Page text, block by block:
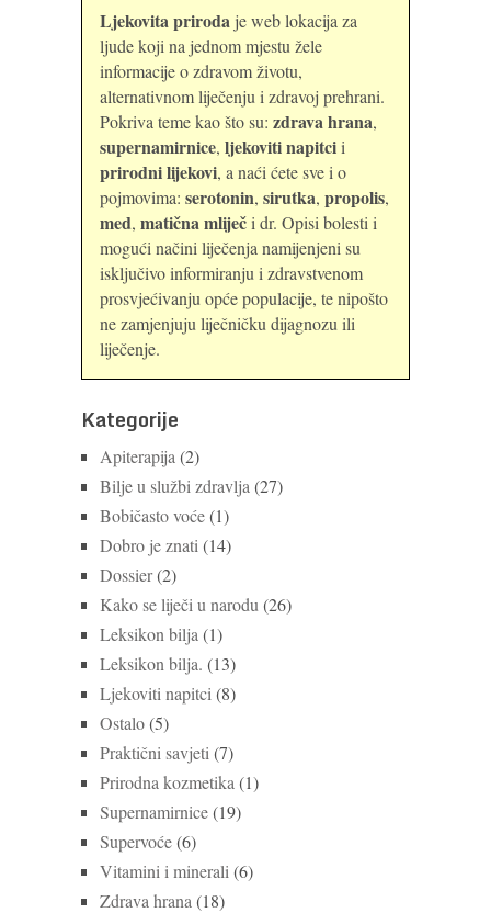
Ljekovita priroda je web lokacija za
ljude koji na jednom mjestu žele
informacije o zdravom životu,
alternativnom liječenju i zdravoj prehrani.
Pokriva teme kao što su: zdrava hrana,
supernamirnice, ljekoviti napitcii
prirodni lijekovi, a naći ćete sve i o
pojmovima: serotonin, sirutka, propolis,
med, matična mliječi dr. Opisi bolesti i
mogući načini liječenja namijenjeni su
isključivo informiranju i zdravstvenom
prosvjećivanju opće populacije, te nipošto
ne zamjenjuju liječničku dijagnozu ili
liječenje.
Kategorije
Apiterapija (2)
Bilje u službi zdravlja (27)
Bobičasto voće(1)
Dobro je znati (14)
Dossier(2)
Kako se liječi u narodu (26)
Leksikon bilja (1)
Leksikon bilja. (13)
Ljekoviti napitci (8)
Ostalo(5)
Praktični savjeti (7)
Prirodna kozmetika (1)
Supernamirnice(19)
Supervoće(6)
Vitamini i minerali (6)
Zdrava hrana (18)